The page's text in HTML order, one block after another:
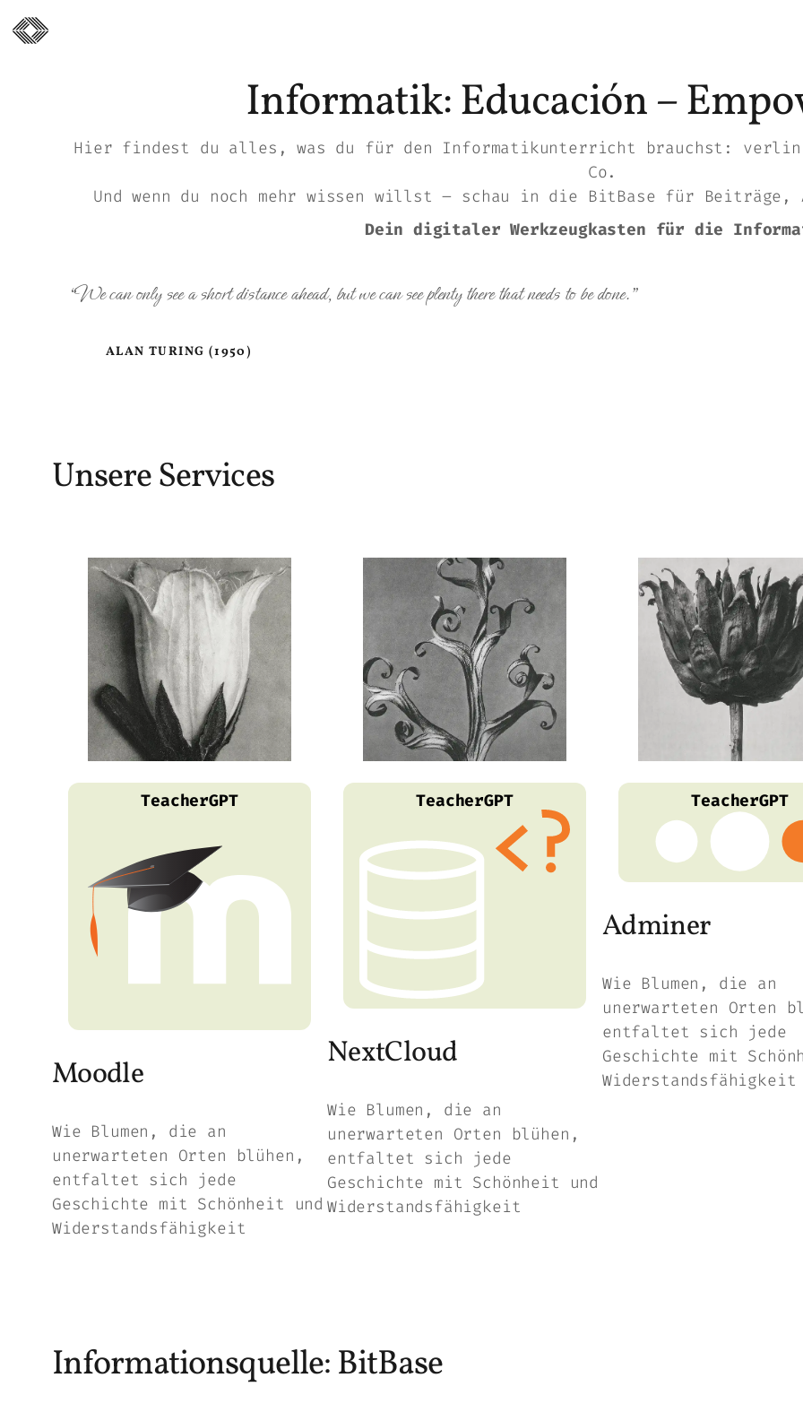
Informatik: Educación –
Hier findest du alles, was du für den Informatikunterricht brauchst:
Co.
Und wenn du noch mehr wissen willst – schau in die BitBase für Beiträge,
Dein digitaler Werkzeugkasten für die
“We can only see a short distance ahead, but we can see plenty there that needs to be done.”
ALAN TURING (1950)
Unsere Services
TeacherGPT
Moodle
Wie Blumen, die an
unerwarteten Orten blühen,
entfaltet sich jede
Geschichte mit Schönheit und
Widerstandsfähigkeit
TeacherGPT
NextCloud
Wie Blumen, die an
unerwarteten Orten blühen,
entfaltet sich jede
Geschichte mit Schönheit und
Widerstandsfähigkeit
TeacherGPT
Adminer
Wie Blumen, die an
unerwarteten Orten
entfaltet sich jede
Geschichte mit
Widerstandsfähigkeit
Informationsquelle: BitBase